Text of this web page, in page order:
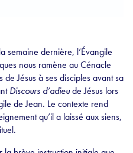
semaine dernière, l’Évangile
nous ramène au Cénacle
Jésus à ses disciples avant sa
Discours d’adieude Jésus lors
de Jean. Le contexte rend
qu’il a laissé aux siens,